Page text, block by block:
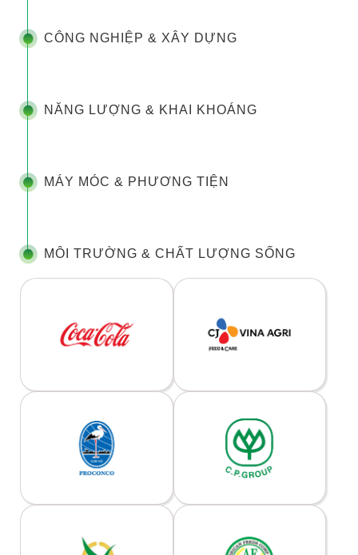
CÔNG NGHIỆP & XÂY DỰNG
NĂNG LƯỢNG & KHAI KHOÁNG
MÁY MÓC & PHƯƠNG TIỆN
MÔI TRƯỜNG & CHẤT LƯỢNG SỐNG